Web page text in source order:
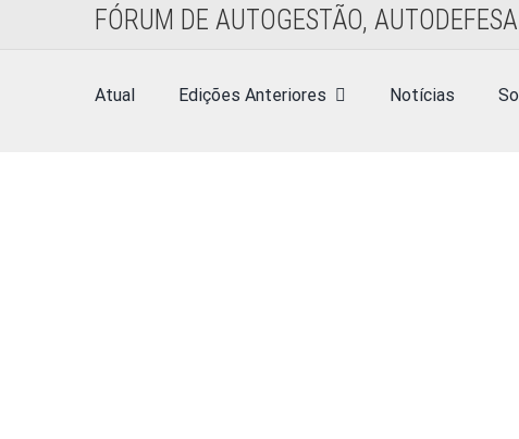
FÓRUM DE AUTOGESTÃO,
Atual Edições Anteriores Notícias